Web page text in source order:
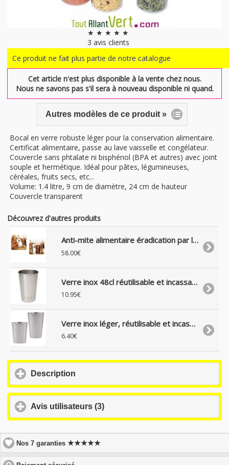
★ ★ ★ ★ ★
3 avis clients
Ce produit ne fait plus partie de notre catalogue
Cet article n'est plus disponible à la vente chez nous.
Nous ne savons pas s'il sera à nouveau disponible ni quand.
Autres modèles de ce produit »
Bocal en verre robuste léger pour la conservation alimentaire.
Certificat alimentaire, passe au lave vaisselle et congélateur.
Couvercle sans phtalate ni bisphénol (BPA et autres) avec joint
souple et hermétique. Idéal pour pâtes, légumineuses,
céréales, fruits secs, etc...
Volume: 1.4 litre, 9 cm de diamètre, 24 cm de hauteur
Couvercle transparent
Découvrez d'autres produits
Anti-mite alimentaire éradication par lutte biologique - Trichogrammes x16
58.00€
Verre inox 48cl réutilisable et incassable
10.95€
Verre inox léger, réutilisable et incassable
6.40€
Description
to
expand
contents
Avis utilisateurs (3)
to
contents
Nos 7 garanties★★★★★